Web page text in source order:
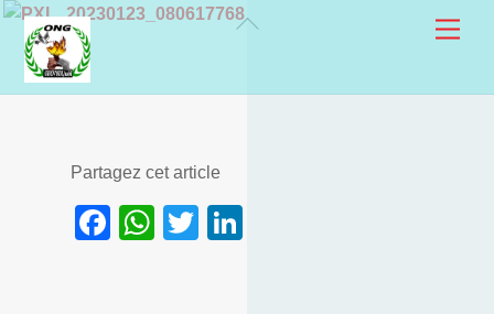
Skip
content
Partagez cet article
F
W T
Back